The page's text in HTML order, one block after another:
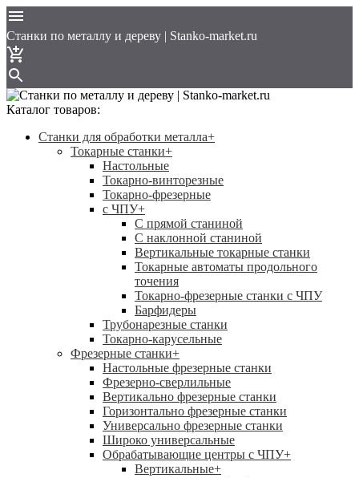
Cтанки по металлу и дереву | Stanko-market.ru
Каталог товаров:
Станки для обработки металла+
Токарные станки+
Настольные
Токарно-винторезные
Токарно-фрезерные
с ЧПУ+
С прямой станиной
C наклонной станиной
Вертикальные токарные станки
Токарные автоматы продольного
точения
Токарно-фрезерные станки с ЧПУ
Барфидеры
Трубонарезные станки
Токарно-карусельные
Фрезерные станки+
Настольные фрезерные станки
Фрезерно-сверлильные
Вертикально фрезерные станки
Горизонтально фрезерные станки
Универсально фрезерные станки
Широко универсальные
Обрабатывающие центры с ЧПУ+
Вертикальные+